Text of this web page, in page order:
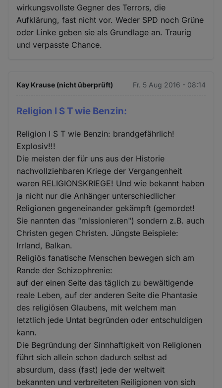
wirkungsvollste Gegner des Terrors, die
Aufklärung, fast nicht vor. Weder SPD noch Grüne
oder Linke geben sie als Grundlage an. Traurig
und verpasste Chance.
Kay Krause (nicht überprüft) Fr. 5 Aug 2016 - 08:14
Religion I S T wie Benzin:
Religion I S T wie Benzin: brandgefährlich!
Explosiv!!!
Die meisten der für uns aus der Historie
nachvollziehbaren Kriege der Vergangenheit
waren RELIGIONSKRIEGE! Und wie bekannt haben
ja nicht nur die Anhänger unterschiedlicher
Religionen gegeneinander gekämpft (gemordet!
Sie nannten das "missionieren") sondern z.B. auch
Christen gegen Christen. Jüngste Beispiele:
Irrland, Balkan.
Religiös fanatische Menschen bewegen sich am
Rande der Schizophrenie:
auf der einen Seite das täglich zu bewältigende
reale Leben, auf der anderen Seite die Phantasie
des religiösen Glaubens, mit welchem man
letztlich jede Untat begründen oder entschuldigen
kann.
Die Begründung der Sinnhaftigkeit von Religionen
führt sich allein schon dadurch selbst ad
absurdum, dass (fast) jede der weltweit
bekannten und verbreiteten Reiligionen von sich